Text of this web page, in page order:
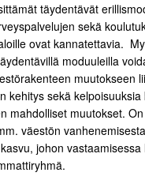
täydentävät
sekä
ovat kannatettavia.
moduuleilla
muutokseen
kehitys sekä kelpoisuuksia
mahdolliset muutokset.
väestön
johon vastaamisessa